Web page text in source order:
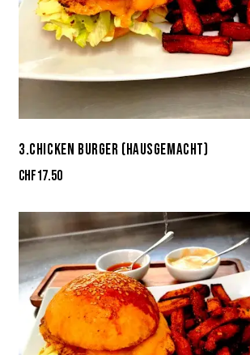
3.CHICKEN BURGER (HAUSGEMACHT)
CHF17.50